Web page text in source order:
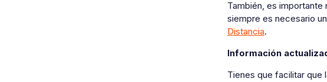
También, es
siempre es necesario
Distancia.
Información
Tienes que facilitar que